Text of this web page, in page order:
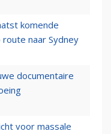
komende
naar Sydney
documentaire
voor massale